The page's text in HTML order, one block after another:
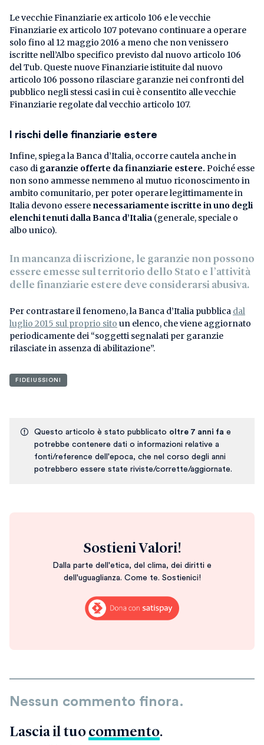
Le vecchie Finanziarie ex articolo 106 e le vecchie
Finanziarie ex articolo 107 potevano continuare a operare
solo fino al 12 maggio 2016 a meno che non venissero
iscritte nell’Albo specifico previsto dal nuovo articolo 106
del Tub. Queste nuove Finanziarie istituite dal nuovo
articolo 106 possono rilasciare garanzie nei confronti del
pubblico negli stessi casi in cui è consentito alle vecchie
Finanziarie regolate dal vecchio articolo 107.
I rischi delle finanziarie estere
Infine, spiega la Banca d’Italia, occorre cautela anche in
caso di garanzie offerte da finanziarie estere. Poiché esse
non sono ammesse nemmeno al mutuo riconoscimento in
ambito comunitario, per poter operare legittimamente in
Italia devono essere necessariamente iscritte in uno degli
elenchi tenuti dalla Banca d’Italia (generale, speciale o
albo unico).
In mancanza di iscrizione, le garanzie non possono
essere emesse sul territorio dello Stato e l’attività
delle finanziarie estere deve considerarsi abusiva.
Per contrastare il fenomeno, la Banca d’Italia pubblica dal
luglio 2015 sul proprio sito un elenco, che viene aggiornato
periodicamente dei “soggetti segnalati per garanzie
rilasciate in assenza di abilitazione”.
FIDEIUSSIONI
Questo articolo è stato pubblicato oltre 7 anni fa e
potrebbe contenere dati o informazioni relative a
fonti/reference dell'epoca, che nel corso degli anni
potrebbero essere state riviste/corrette/aggiornate.
Sostieni Valori!
Dalla parte dell'etica, del clima, dei diritti e
dell'uguaglianza. Come te. Sostienici!
Nessun commento finora.
Lascia il tuo commento.